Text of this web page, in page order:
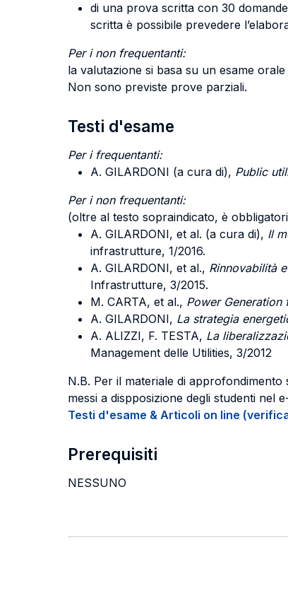
di una prova scritta con 30
scritta è possibile prevedere
Per i non frequentanti:
la valutazione si basa su un esame
Non sono previste prove parziali.
Testi d'esame
Per i frequentanti:
A. GILARDONI (a cura di), Public
Per i non frequentanti:
(oltre al testo sopraindicato, è
A. GILARDONI, et al. (a cura di), Il
infrastrutture, 1/2016.
A. GILARDONI, et al., Rinnovabilità
Infrastrutture, 3/2015.
M. CARTA, et al., Power Generation
A. GILARDONI, La strategia
A. ALIZZI, F. TESTA, La
Management delle Utilities, 3/2012
N.B. Per il materiale di
messi a dispposizione degli studenti nel
Testi d'esame & Articoli on line
Prerequisiti
NESSUNO